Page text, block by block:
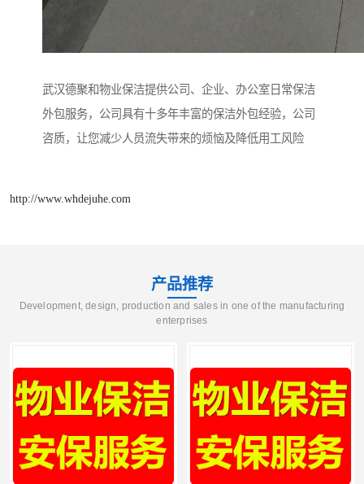
武汉德聚和物业保洁提供公司、企业、办公室日常保洁
外包服务，公司具有十多年丰富的保洁外包经验，公司
咨质，让您减少人员流失带来的烦恼及降低用工风险
http://www.whdejuhe.com
产品推荐
Development, design, production and sales in one of the manufacturing
enterprises